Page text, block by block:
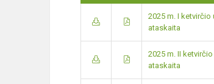
2025 m. I
ataskaita
2025 m. II
ataskaita